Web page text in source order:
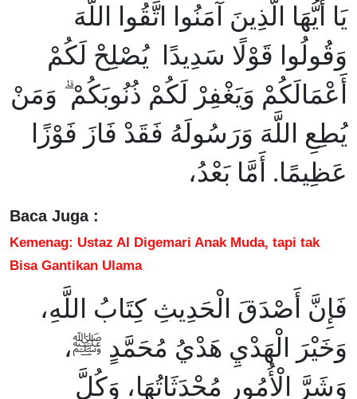
يَا أَيُّهَا الَّذِينَ آمَنُوا اتَّقُوا اللَّهَ
وَقُولُوا قَوْلًا سَدِيدًا يُصْلِحْ لَكُمْ
أَعْمَالَكُمْ وَيَغْفِرْ لَكُمْ ذُنُوبَكُمْ ۗ وَمَنْ
يُطِعِ اللَّهَ وَرَسُولَهُ فَقَدْ فَازَ فَوْزًا
عَظِيمًا. أَمَّا بَعْدُ،
Baca Juga :
Kemenag: Ustaz AI Digemari Anak Muda, tapi tak
Bisa Gantikan Ulama
فَإِنَّ أَصْدَقَ الْحَدِيثِ كِتَابُ اللَّهِ،
وَخَيْرَ الْهَدْيِ هَدْيُ مُحَمَّدٍ ﷺ،
وَشَرَّ الْأُمُورِ مُحْدَثَاتُهَا، وَكُلَّ